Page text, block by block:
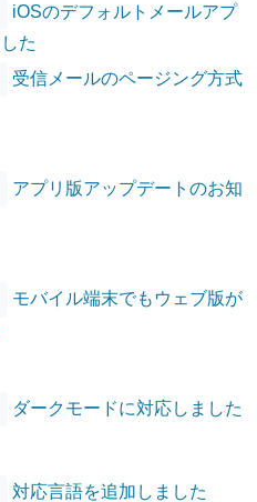
iOSのデフォルトメールアプ
た
受信メールのページング方式
アプリ版アップデートのお知
モバイル端末でもウェブ版が
ダークモードに対応しました
対応言語を追加しました